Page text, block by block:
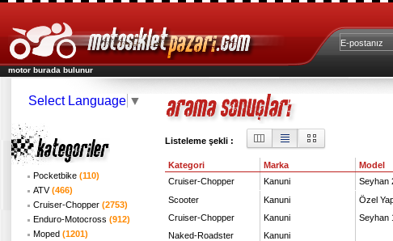
motor burada bulunur
Select Language ▼
Pocketbike (110)
ATV(466)
Cruiser-Chopper (2753)
Enduro-Motocross (912)
Moped (1201)
Listeleme şekli :
Kategori Marka Model
Cruiser-Chopper
Kanuni Seyhan
Scooter
Kanuni Özel
Cruiser-Chopper
Kanuni Seyhan
Naked-Roadster
Kanuni